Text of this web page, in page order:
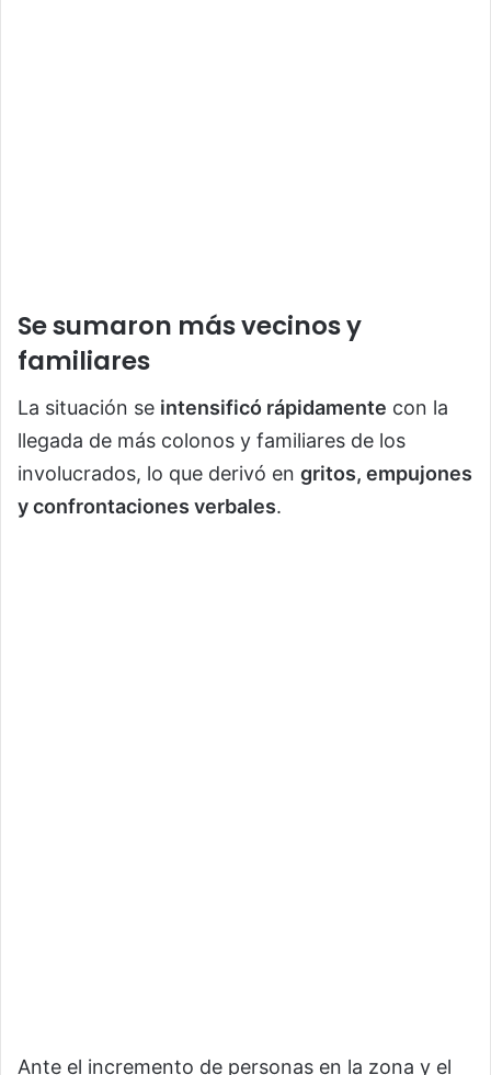
Se sumaron más vecinos y
familiares
La situación se intensificó rápidamente con la
llegada de más colonos y familiares de los
involucrados, lo que derivó en gritos, empujones
y confrontaciones verbales.
Ante el incremento de personas en la zona y el